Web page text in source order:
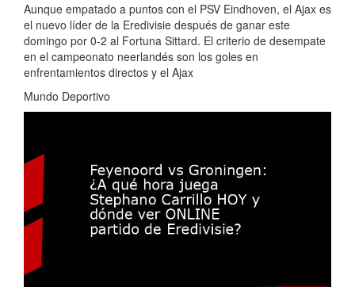
Aunque empatado a puntos con el PSV Eindhoven, el Ajax es
el nuevo líder de la Eredivisie después de ganar este
domingo por 0-2 al Fortuna Sittard. El criterio de desempate
en el campeonato neerlandés son los goles en
enfrentamientos directos y el Ajax
Mundo Deportivo